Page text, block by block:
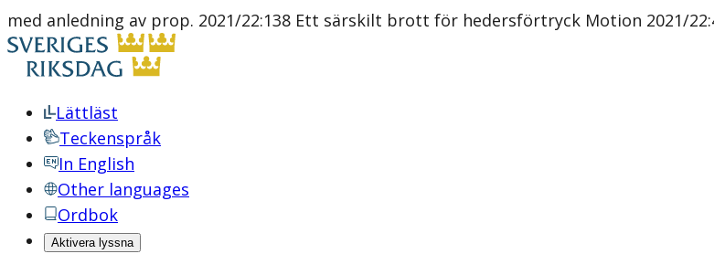
med anledning av prop. 2021/22:138 Ett särskilt brott för hedersförtryck Motion 2021/
Lättläst
Teckenspråk
In English
Other languages
Ordbok
Aktivera lyssna